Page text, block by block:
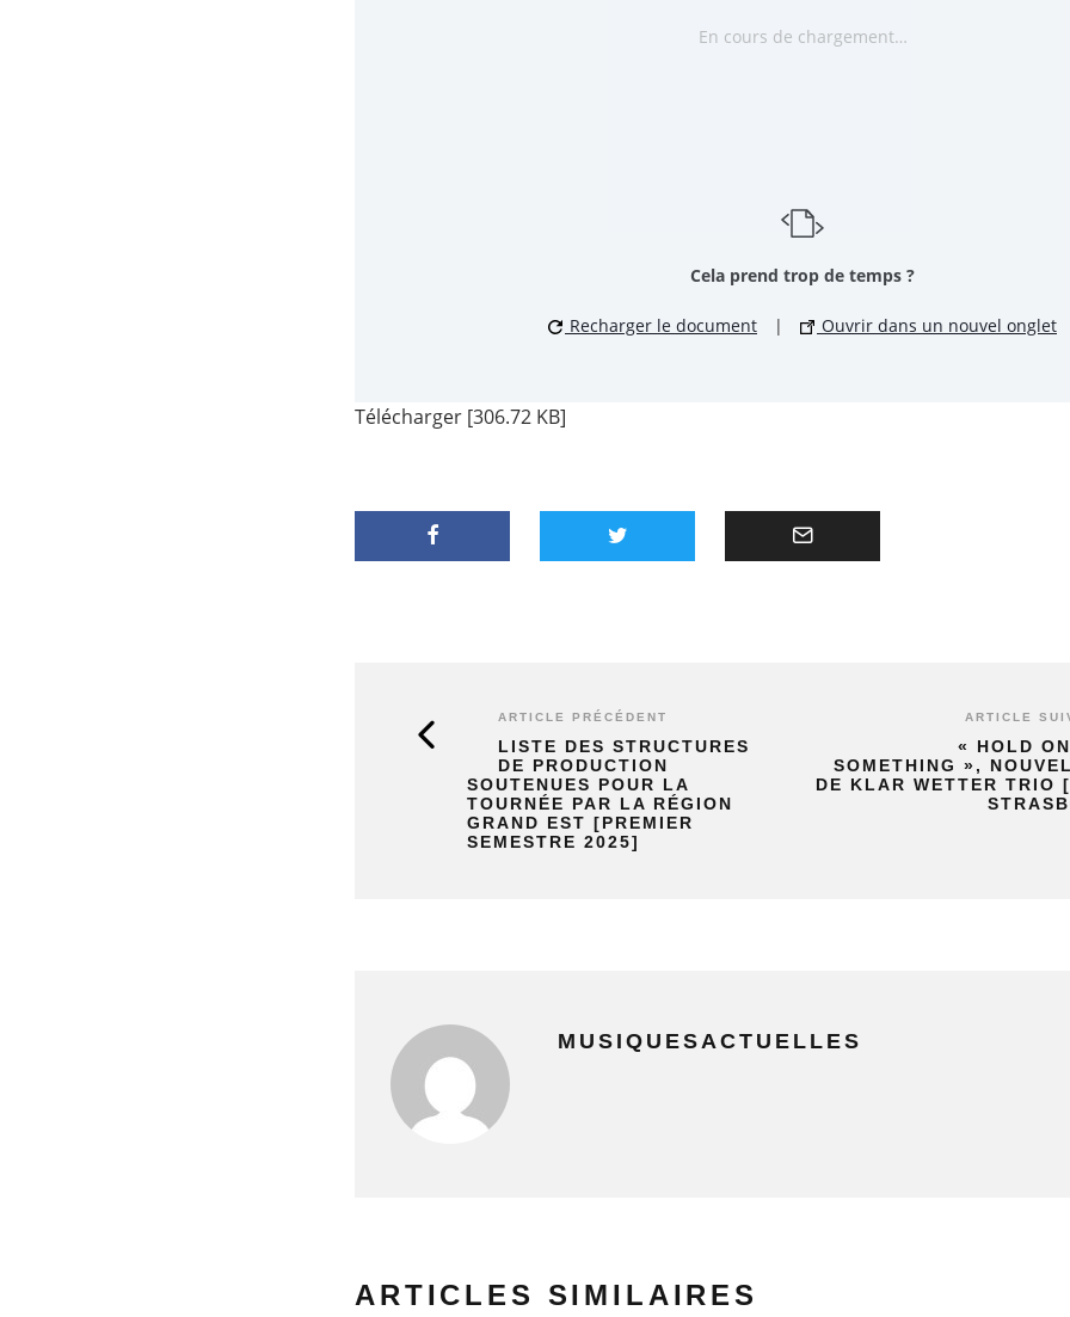
En cours de chargement…
Cela prend trop de temps ?
Recharger le document | Ouvrir dans un nouvel onglet
Télécharger [306.72 KB]
ARTICLE PRÉCÉDENT
LISTE DES STRUCTURES
DE PRODUCTION
SOUTENUES POUR LA
TOURNÉE PAR LA RÉGION
GRAND EST [PREMIER
SEMESTRE 2025]
ARTICLE
« HOLD
SOMETHING »,
DE KLAR WETTER TRIO
MUSIQUESACTUELLES
ARTICLES SIMILAIRES